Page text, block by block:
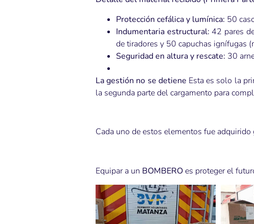
Protección cefálica y lumínica: 50
Indumentaria estructural: 42 pares
de tiradores y 50 capuchas ignífugas
Seguridad en altura y rescate: 30
La gestión no se detiene Esta es solo la
la segunda parte del cargamento para
Cada uno de estos elementos fue
Equipar a un BOMBEROes proteger el